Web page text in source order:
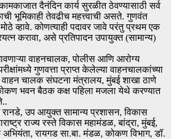
दैनंदिन कार्य सुरळीत ठेवण्यासाठी सर्व
भूमिकाही तेवढीच महत्त्वाची असते. गुणवंत
मोठे व्हावे. कोणत्याही पदावर जावे परंतु प्रथम एक
करावा, असे प्रतिपादन उपायुक्त (सामान्य)
वाहनचालक, पोलीस आणि आरोग्य
गुणवत्ता प्राप्त केलेल्या वाहनचालकांच्या
वाहन चालक संघटना मंत्रालय, मुंबई शाखा ठाणे
भवन बैठक कक्ष पहिला मजला येथे करण्यात
रानडे, उप आयुक्त सामान्य प्रशासन, विकास
राज्य रस्ते विकास महामंडळ, बांद्रा, मुंबई,
अभियंता, रायगड सा.बा. मंडळ, कोकण विभाग, डॉ.